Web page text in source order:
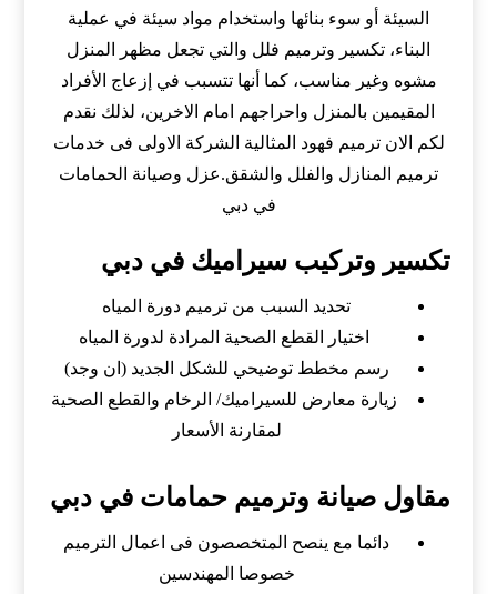
السيئة أو سوء بنائها واستخدام مواد سيئة في عملية
البناء، تكسير وترميم فلل والتي تجعل مظهر المنزل
مشوه وغير مناسب، كما أنها تتسبب في إزعاج الأفراد
المقيمين بالمنزل واحراجهم امام الاخرين، لذلك نقدم
لكم الان ترميم فهود المثالية الشركة الاولى فى خدمات
ترميم المنازل والفلل والشقق.عزل وصيانة الحمامات
في دبي
تكسير وتركيب سيراميك في دبي
تحديد السبب من ترميم دورة المياه
اختيار القطع الصحية المرادة لدورة المياه
رسم مخطط توضيحي للشكل الجديد (ان وجد)
زيارة معارض للسيراميك/ الرخام والقطع الصحية
لمقارنة الأسعار
مقاول صيانة وترميم حمامات في دبي
دائما مع ينصح المتخصصون فى اعمال الترميم
خصوصا المهندسين